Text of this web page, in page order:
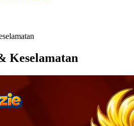
Keselamatan